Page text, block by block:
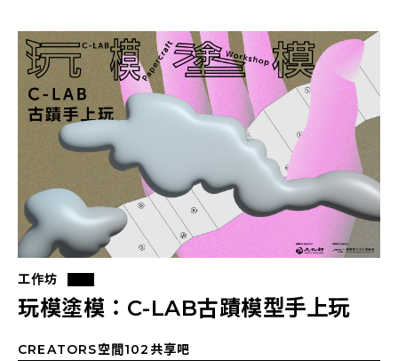
工作坊
玩模塗模：C-LAB古蹟模型手上玩
CREATORS空間102共享吧